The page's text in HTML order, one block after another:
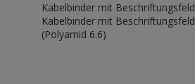
Kabelbinder mit
Kabelbinder mit
(Polyamid 6.6)